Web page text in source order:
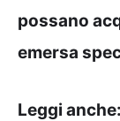
possano
emersa
Leggi anche: